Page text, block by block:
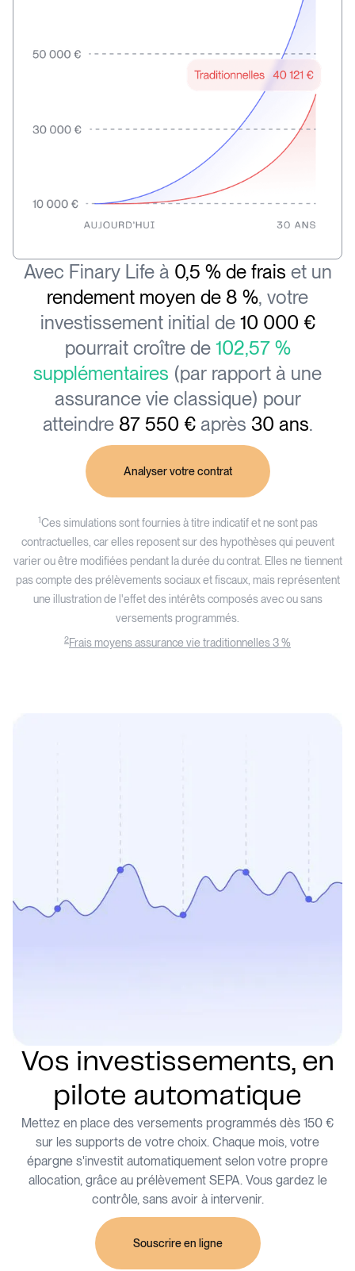
Avec Finary Life à 0,5 % de frais et un
rendement moyen de 8 %, votre
investissement initial de 10 000 €
pourrait croître de 102,57 %
supplémentaires (par rapport à une
assurance vie classique) pour
atteindre 87 550 €après 30 ans.
Analyser votre contrat
1Ces simulations sont fournies à titre indicatif et ne sont pas
contractuelles, car elles reposent sur des hypothèses qui peuvent
varier ou être modifiées pendant la durée du contrat. Elles ne tiennent
pas compte des prélèvements sociaux et fiscaux, mais représentent
une illustration de l'effet des intérêts composés avec ou sans
versements programmés.
2Frais moyens assurance vie traditionnelles 3 %
Vos investissements, en
pilote automatique
Mettez en place des versements programmés dès 150 €
sur les supports de votre choix. Chaque mois, votre
épargne s'investit automatiquement selon votre propre
allocation, grâce au prélèvement SEPA. Vous gardez le
contrôle, sans avoir à intervenir.
Souscrire en ligne